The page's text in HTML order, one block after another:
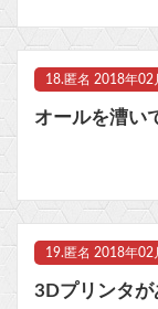
18. 匿名 2018年02
オールを漕い
19. 匿名 2018年02
3Dプリンタが